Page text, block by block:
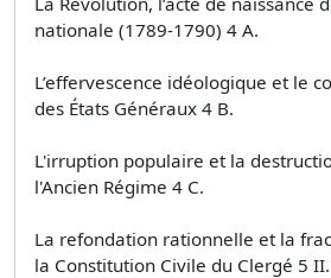
nationale (1789-1790) 4 A.
L’effervescence idéologique et le
des États Généraux 4 B.
L'irruption populaire et la
l'Ancien Régime 4 C.
La refondation rationnelle et la
la Constitution Civile du Clergé 5 II.